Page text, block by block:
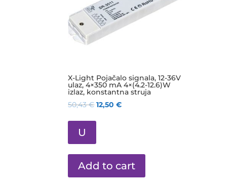
X-Light Pojačalo signala, 12-36V
ulaz, 4×350 mA 4×(4.2-12.6)W
izlaz, konstantna struja
50,43€ 12,50€
U
Add to cart